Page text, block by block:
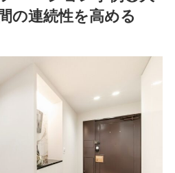
の連続性を高める